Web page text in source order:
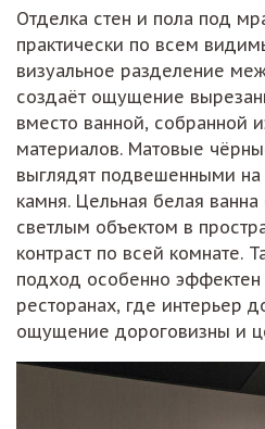
Отделка стен и пола под
практически по всем
визуальное разделение
создаёт ощущение
вместо ванной, собранной
материалов. Матовые
выглядят подвешенными
камня. Цельная белая
светлым объектом в
контраст по всей комнате.
подход особенно
ресторанах, где интерьер
ощущение дороговизны и